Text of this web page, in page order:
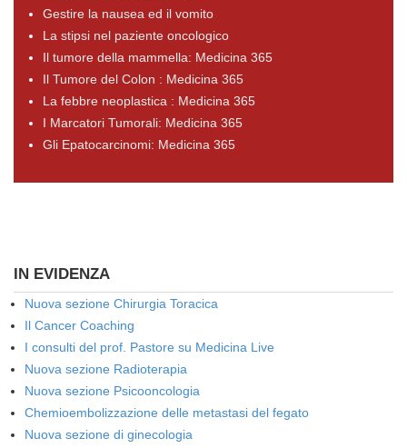
Gestire la nausea ed il vomito
La stipsi nel paziente oncologico
Il tumore della mammella: Medicina 365
Il Tumore del Colon : Medicina 365
La febbre neoplastica : Medicina 365
I Marcatori Tumorali: Medicina 365
Gli Epatocarcinomi: Medicina 365
IN EVIDENZA
Nuova sezione Chirurgia Toracica
Il Cancer Coaching
I consulti del prof. Pastore su Medicina Live
Nuova sezione Radioterapia
Nuova sezione Psicooncologia
Chemioembolizzazione delle metastasi del fegato
Nuova sezione di ginecologia